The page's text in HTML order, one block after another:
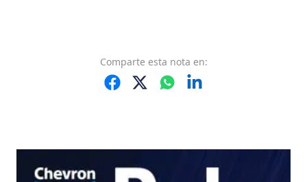
Comparte esta nota en: